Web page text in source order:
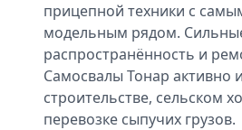
прицепной техники с
модельным рядом.
распространённость и
Самосвалы Тонар активно
строительстве, сельском
перевозке сыпучих грузов.